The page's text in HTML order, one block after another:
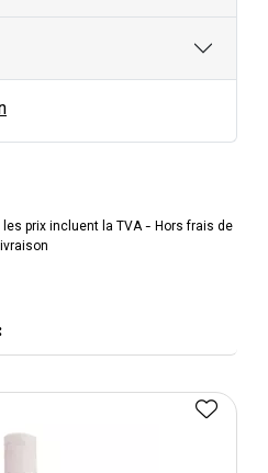
prix incluent la TVA - Hors frais de